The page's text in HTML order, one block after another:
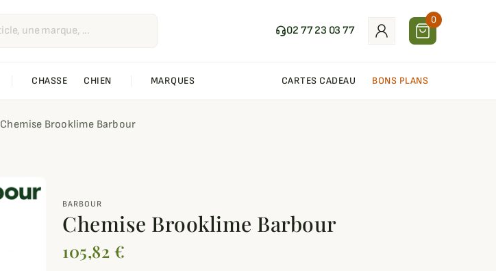
02 77 23 03 77
0
CHASSE CHIEN MARQUES CARTES CADEAU BONS PLANS
Chemise Brooklime Barbour
BARBOUR
Chemise Brooklime Barbour
105,82 €